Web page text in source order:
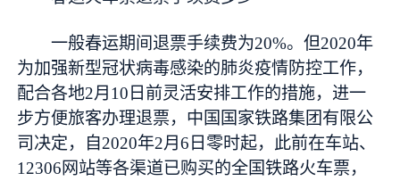
一般春运期间退票手续费为20%。但2020年
为加强新型冠状病毒感染的肺炎疫情防控工作，
配合各地2月10日前灵活安排工作的措施，进一
步方便旅客办理退票，中国国家铁路集团有限公
司决定，自2020年2月6日零时起，此前在车站、
12306网站等各渠道已购买的全国铁路火车票，